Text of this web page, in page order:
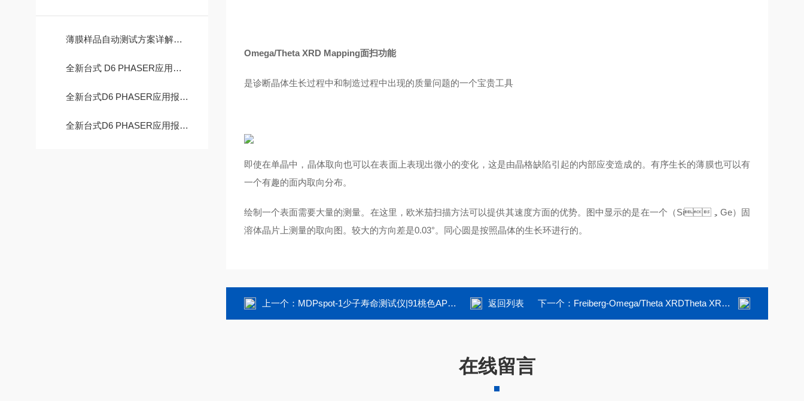
薄膜样品自动测试方案详解（XRD）
全新台式 D6 PHASER应用报告系列（九）—对分布函数（PDF）分析XRD
全新台式D6 PHASER应用报告系列(八)——非室温XRD
全新台式D6 PHASER应用报告系列（七）— 掠入射衍射- 桃色在线视频衍射XRD
Omega/Theta XRD Mapping面扫功能
是诊断晶体生长过程中和制造过程中出现的质量问题的一个宝贵工具
即使在单晶中，晶体取向也可以在表面上表现出微小的变化，这是由晶格缺陷引起的内部应变造成的。有序生长的薄膜也可以有
一个有趣的面内取向分布。
绘制一个表面需要大量的测量。在这里，欧米茄扫描方法可以提供其速度方面的优势。图中显示的是在一个（Si，Ge）固
溶体晶片上测量的取向图。较大的方向差是0.03°。同心圆是按照晶体的生长环进行的。
上一个： MDPspot-1少子寿命测试仪|91桃色APP下载仪器 返回列表 下一个： Freiberg-Omega/Theta XRDTheta XRD晶锭粘接转移技术
在线留言